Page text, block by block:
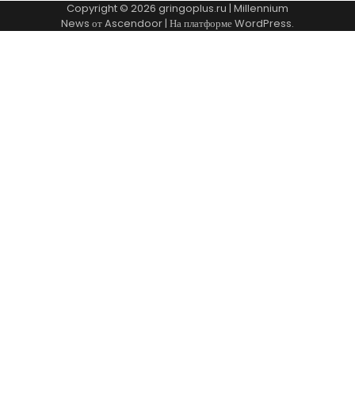
Copyright © 2026 gringoplus.ru | Millennium
News отAscendoor| На платформеWordPress.